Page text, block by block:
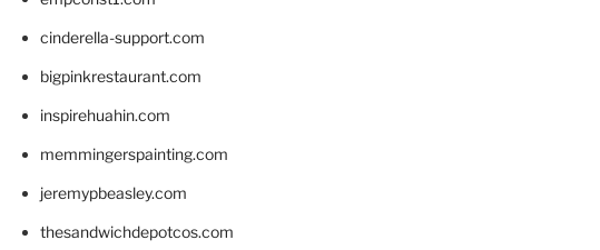
cinderella-support.com
bigpinkrestaurant.com
inspirehuahin.com
memmingerspainting.com
jeremypbeasley.com
thesandwichdepotcos.com